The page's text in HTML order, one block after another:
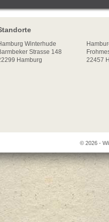
Winterhude
Strasse 148
Hamburg
22457
© 2026 -